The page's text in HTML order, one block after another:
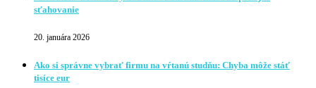
sťahovanie
20. januára 2026
Ako si správne vybrať firmu na vŕtanú studňu: Chyba môže stáť
tisíce eur